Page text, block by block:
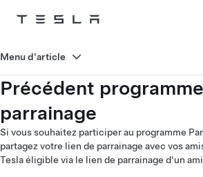
Tesla
Précédent
parrainage
Si vous souhaitez participer au programme
partagez votre lien de parrainage avec vos
Tesla éligible via le lien de parrainage d'un
Menu d'article